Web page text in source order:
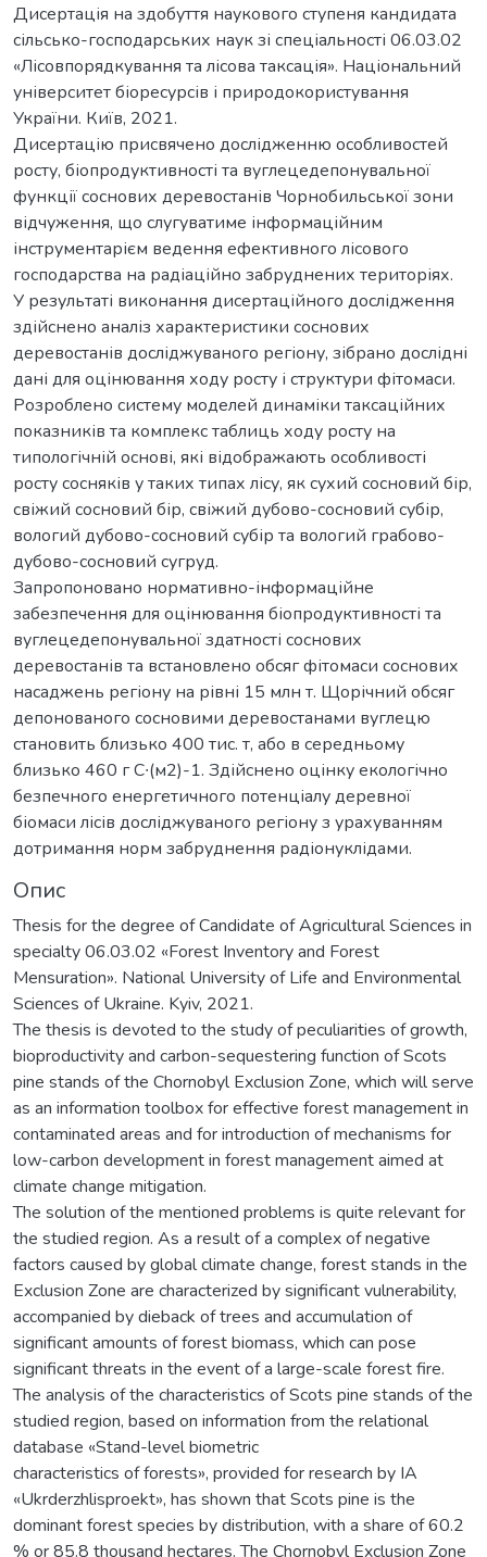
Дисертація на здобуття наукового ступеня кандидата
сільсько-господарських наук зі спеціальності 06.03.02
«Лісовпорядкування та лісова таксація». Національний
університет біоресурсів і природокористування
України. Київ, 2021.
Дисертацію присвячено дослідженню особливостей
росту, біопродуктивності та вуглецедепонувальної
функції соснових деревостанів Чорнобильської зони
відчуження, що слугуватиме інформаційним
інструментарієм ведення ефективного лісового
господарства на радіаційно забруднених територіях.
У результаті виконання дисертаційного дослідження
здійснено аналіз характеристики соснових
деревостанів досліджуваного регіону, зібрано дослідні
дані для оцінювання ходу росту і структури фітомаси.
Розроблено систему моделей динаміки таксаційних
показників та комплекс таблиць ходу росту на
типологічній основі, які відображають особливості
росту сосняків у таких типах лісу, як сухий сосновий бір,
свіжий сосновий бір, свіжий дубово-сосновий субір,
вологий дубово-сосновий субір та вологий грабово-
дубово-сосновий сугруд.
Запропоновано нормативно-інформаційне
забезпечення для оцінювання біопродуктивності та
вуглецедепонувальної здатності соснових
деревостанів та встановлено обсяг фітомаси соснових
насаджень регіону на рівні 15 млн т. Щорічний обсяг
депонованого сосновими деревостанами вуглецю
становить близько 400 тис. т, або в середньому
близько 460 г С∙(м2)-1. Здійснено оцінку екологічно
безпечного енергетичного потенціалу деревної
біомаси лісів досліджуваного регіону з урахуванням
дотримання норм забруднення радіонуклідами.
Опис
Thesis for the degree of Candidate of Agricultural Sciences in
specialty 06.03.02 «Forest Inventory and Forest
Mensuration». National University of Life and Environmental
Sciences of Ukraine. Kyiv, 2021.
The thesis is devoted to the study of peculiarities of growth,
bioproductivity and carbon-sequestering function of Scots
pine stands of the Chornobyl Exclusion Zone, which will serve
as an information toolbox for effective forest management in
contaminated areas and for introduction of mechanisms for
low-carbon development in forest management aimed at
climate change mitigation.
The solution of the mentioned problems is quite relevant for
the studied region. As a result of a complex of negative
factors caused by global climate change, forest stands in the
Exclusion Zone are characterized by significant vulnerability,
accompanied by dieback of trees and accumulation of
significant amounts of forest biomass, which can pose
significant threats in the event of a large-scale forest fire.
The analysis of the characteristics of Scots pine stands of the
studied region, based on information from the relational
database «Stand-level biometric
characteristics of forests», provided for research by IA
«Ukrderzhlisproekt», has shown that Scots pine is the
dominant forest species by distribution, with a share of 60.2
% or 85.8 thousand hectares. The Chornobyl Exclusion Zone